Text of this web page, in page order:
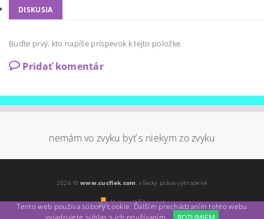
DISKUSIA
Buďte prvý, kto napíše príspevok k tejto položke.
Pridať komentár
nemám vo zvyku byť s niekym zo zvyku
2026 © www.cucflek.com, všetky práva vyhradené
Vytvoril Shoptet
Tento web používa súbory cookie. Ďalším prechádzaním tohto webu